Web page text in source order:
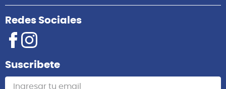
Redes Sociales
Suscribete